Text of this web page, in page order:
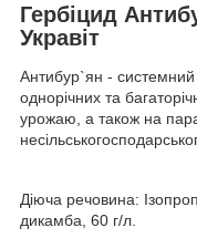
Гербіцид
Укравіт
Антибур`ян - системний
однорічних та
урожаю, а також на
Діюча речовина:
дикамба, 60 г/л.